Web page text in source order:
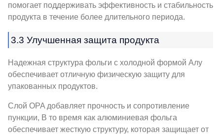
помогает поддерживать эффективность и стабильность
продукта в течение более длительного периода.
3.3 Улучшенная защита продукта
Надежная структура фольги с холодной формой Алу
обеспечивает отличную физическую защиту для
упакованных продуктов.
Слой OPA добавляет прочность и сопротивление
пункции, В то время как алюминиевая фольга
обеспечивает жесткую структуру, которая защищает от